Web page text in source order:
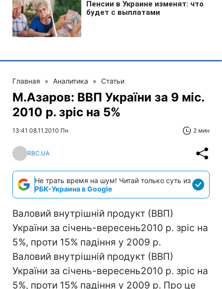
Главная » Аналитика » Статьи
М.Азаров: ВВП України за 9 міс.
2010 р. зріс на 5%
13:41 08.11.2010 Пн 2 мин
RBC.UA
Не трать время на шум! Читай только суть из
РБК-Украина в Google
Валовий внутрішній продукт (ВВП)
України за січень-вересень2010 р. зріс на
5%, проти 15% падіння у 2009 р.
Валовий внутрішній продукт (ВВП)
України за січень-вересень2010 р. зріс на
5%, проти 15% падіння у 2009 р. Про це